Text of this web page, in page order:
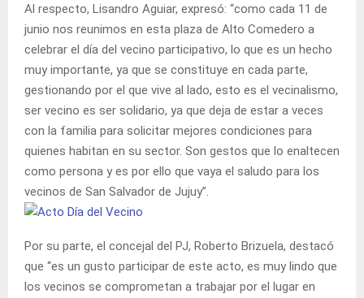
Al respecto, Lisandro Aguiar, expresó: “como cada 11 de
junio nos reunimos en esta plaza de Alto Comedero a
celebrar el día del vecino participativo, lo que es un hecho
muy importante, ya que se constituye en cada parte,
gestionando por el que vive al lado, esto es el vecinalismo,
ser vecino es ser solidario, ya que deja de estar a veces
con la familia para solicitar mejores condiciones para
quienes habitan en su sector. Son gestos que lo enaltecen
como persona y es por ello que vaya el saludo para los
vecinos de San Salvador de Jujuy”.
Por su parte, el concejal del PJ, Roberto Brizuela, destacó
que “es un gusto participar de este acto, es muy lindo que
los vecinos se comprometan a trabajar por el lugar en